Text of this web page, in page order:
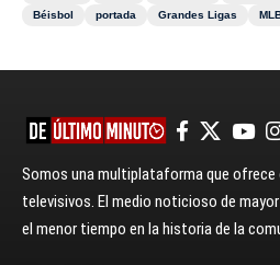
Béisbol
portada Grandes Ligas
Somos una multiplataforma que
televisivos. El medio noticioso de
el menor tiempo en la historia de la